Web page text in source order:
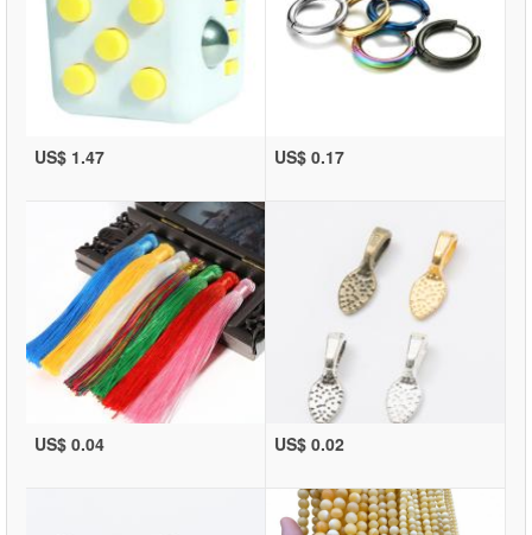
US$ 1.47 US$ 0.17
US$ 0.04 US$ 0.02